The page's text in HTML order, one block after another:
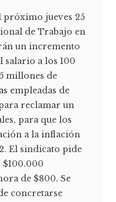
próximo jueves 25
de Trabajo en
un incremento
salario a los 100
millones de
empleadas de
reclamar un
para que los
a la inflación
El sindicato pide
$100.000
de $800. Se
concretarse